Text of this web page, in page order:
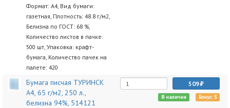
Формат: А4, Вид бумаги:
газетная, Плотность: 48.8 г/м2,
Белизна по ГОСТ: 68 %,
Количество листов в пачке:
500 шт, Упаковка: крафт-
бумага, Количество пачек на
палете: 420
Бумага писчая ТУРИНСК
А4, 65 г/м2, 250 л.,
белизна 94%, 514121
509
В наличии Бонус: 5